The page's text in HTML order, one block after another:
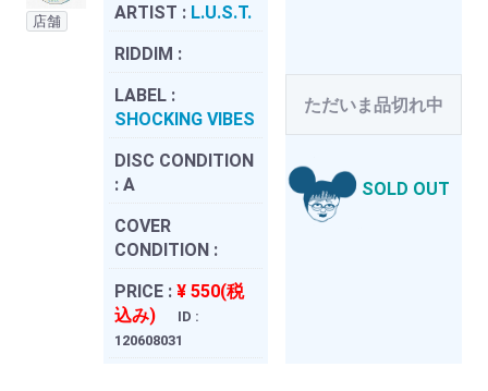
店舗
ARTIST : L.U.S.T.
RIDDIM :
LABEL :
SHOCKING VIBES
DISC CONDITION
: A
COVER
CONDITION :
PRICE : ¥ 550(税
込み)
ID :
120608031
ただいま品切れ中
SOLD OUT